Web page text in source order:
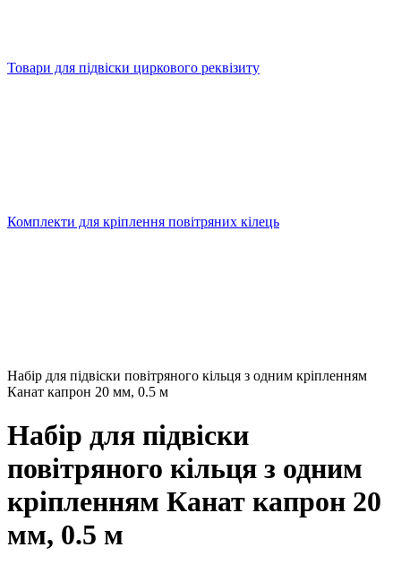
Товари для підвіски циркового реквізиту
Комплекти для кріплення повітряних кілець
Набір для підвіски повітряного кільця з одним кріпленням
Канат капрон 20 мм, 0.5 м
Набір для підвіски
повітряного кільця з одним
кріпленням Канат капрон 20
мм, 0.5 м